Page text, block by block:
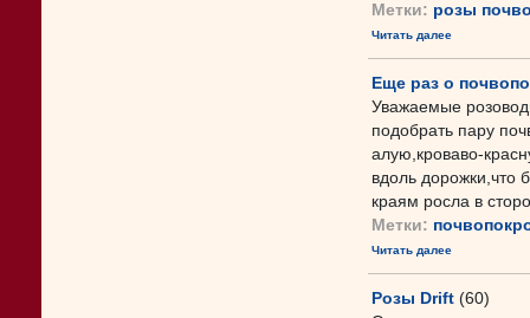
Метки: розы
Читать далее
Еще раз о
Уважаемые
подобрать пару
алую,кроваво-
вдоль дорожки,что
краям росла в
Метки:
Читать далее
Розы Drift (60)